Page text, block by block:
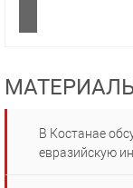
В Костанае
евразийскую